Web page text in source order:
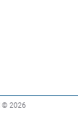
© 2026